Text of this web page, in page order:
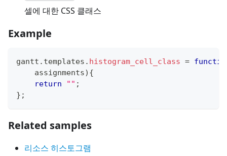
셀에 대한 CSS 클래스
Example
gantt . templates . histogram_cell_class =
    assignments
) {
return
"" ;
} ;
Related samples
리소스 히스토그램